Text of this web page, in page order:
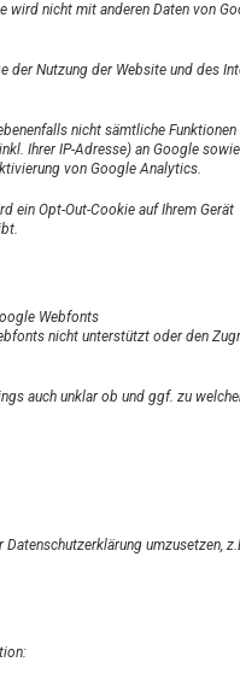
wird nicht mit anderen Daten von
der Nutzung der Website und des
nicht sämtliche
Ihrer IP-Adresse) an Google
von Google Analytics.
ein Opt-Out-Cookie auf Ihrem Gerät
Webfonts
nicht unterstützt oder den
auch unklar ob und ggf. zu
umzusetzen,